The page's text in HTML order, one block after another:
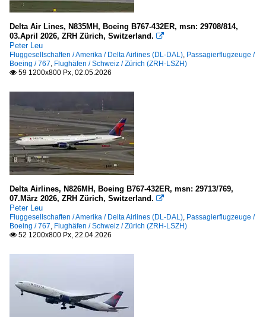
Delta Air Lines, N835MH, Boeing B767-432ER, msn: 29708/814,
03.April 2026, ZRH Zürich, Switzerland. 
Peter Leu
Fluggesellschaften / Amerika / Delta Airlines (DL-DAL), Passagierflugzeuge /
Boeing / 767, Flughäfen / Schweiz / Zürich (ZRH-LSZH)
 59 1200x800 Px, 02.05.2026
Delta Airlines, N826MH, Boeing B767-432ER, msn: 29713/769,
07.März 2026, ZRH Zürich, Switzerland. 
Peter Leu
Fluggesellschaften / Amerika / Delta Airlines (DL-DAL), Passagierflugzeuge /
Boeing / 767, Flughäfen / Schweiz / Zürich (ZRH-LSZH)
 52 1200x800 Px, 22.04.2026